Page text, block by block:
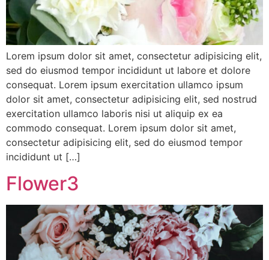
Lorem ipsum dolor sit amet, consectetur adipisicing elit,
sed do eiusmod tempor incididunt ut labore et dolore
consequat. Lorem ipsum exercitation ullamco ipsum
dolor sit amet, consectetur adipisicing elit, sed nostrud
exercitation ullamco laboris nisi ut aliquip ex ea
commodo consequat. Lorem ipsum dolor sit amet,
consectetur adipisicing elit, sed do eiusmod tempor
incididunt ut […]
Flower3